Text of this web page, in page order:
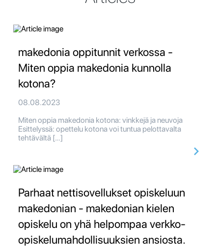
makedonia oppitunnit verkossa -
Miten oppia makedonia kunnolla
kotona?
08.08.2023
Miten oppia makedonia kotona: vinkkejä ja neuvoja
Esittelyssä: opettelu kotona voi tuntua pelottavalta
tehtävältä […]
Parhaat nettisovellukset opiskeluun
makedonian - makedonian kielen
opiskelu on yhä helpompaa verkko-
opiskelumahdollisuuksien ansiosta.